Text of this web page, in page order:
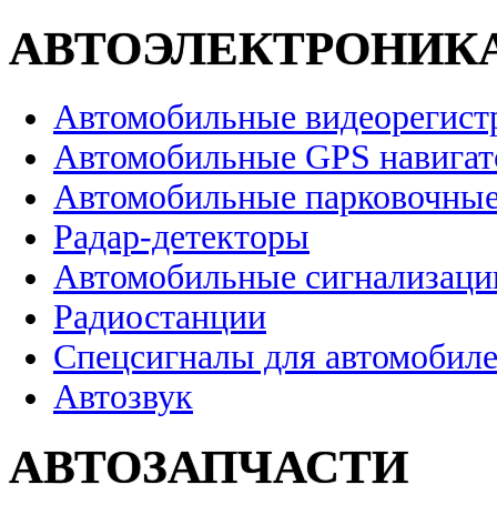
Автомобильные
Автомобильные GPS
Автомобильные
Радар-детекторы
Автомобильные
Радиостанции
Спецсигналы для
Автозвук
АВТОЗАПЧАСТИ